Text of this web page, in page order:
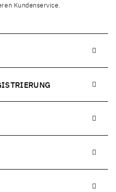
Kundenservice.